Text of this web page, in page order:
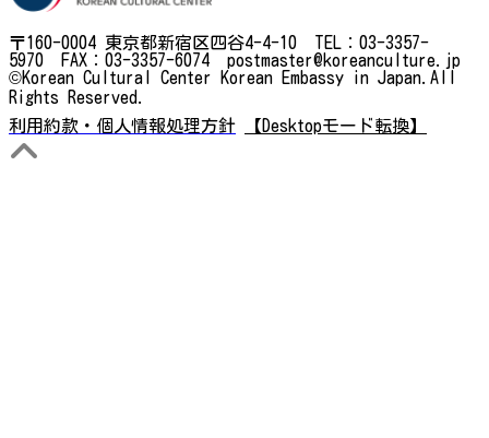
〒160-0004 東京都新宿区四谷4-4-10 TEL：03-3357-
5970 FAX：03-3357-6074 postmaster@koreanculture.jp
©Korean Cultural Center Korean Embassy in Japan.All
Rights Reserved.
利用約款・個人情報処理方針
【Desktopモード転換】